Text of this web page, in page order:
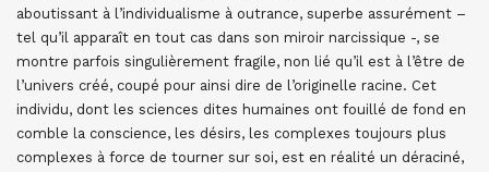
aboutissant à l’individualisme à outrance, superbe assurément –
tel qu’il apparaît en tout cas dans son miroir narcissique -, se
montre parfois singulièrement fragile, non lié qu’il est à l’être de
l’univers créé, coupé pour ainsi dire de l’originelle racine. Cet
individu, dont les sciences dites humaines ont fouillé de fond en
comble la conscience, les désirs, les complexes toujours plus
complexes à force de tourner sur soi, est en réalité un déraciné,